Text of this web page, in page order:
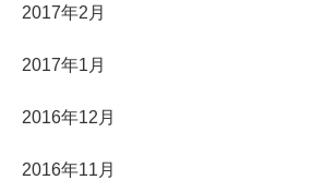
2017年2月
2017年1月
2016年12月
2016年11月